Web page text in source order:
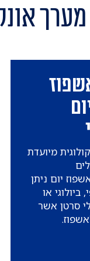
מיועדת
באשפוז יום ניתן
ביולוגי או
סרטן אשר